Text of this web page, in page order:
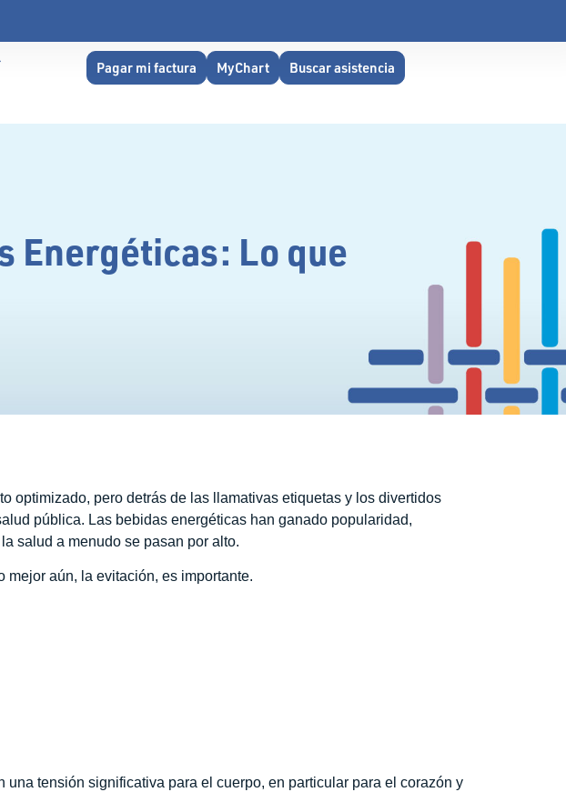
Pagar mi factura MyChart Buscar asistencia
Energéticas: Lo que
optimizado, pero detrás de las llamativas etiquetas y los divertidos
pública. Las bebidas energéticas han ganado popularidad,
salud a menudo se pasan por alto.
mejor aún, la evitación, es importante.
tensión significativa para el cuerpo, en particular para el corazón y